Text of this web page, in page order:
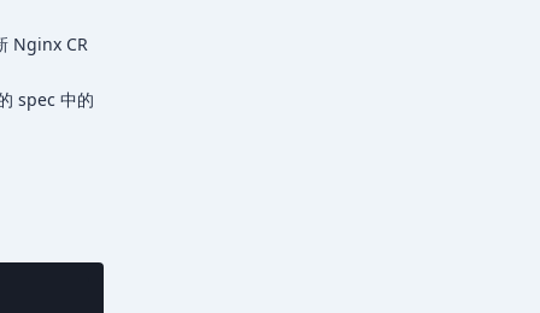
Nginx CR
spec 中的